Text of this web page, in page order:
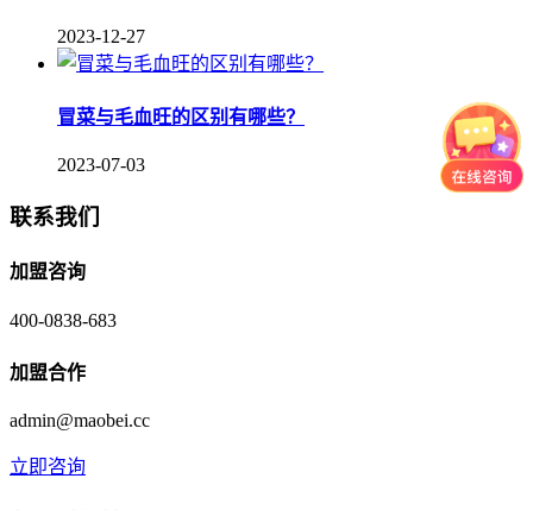
2023-12-27
冒菜与毛血旺的区别有哪些？
2023-07-03
联系我们
加盟咨询
400-0838-683
加盟合作
admin@maobei.cc
立即咨询